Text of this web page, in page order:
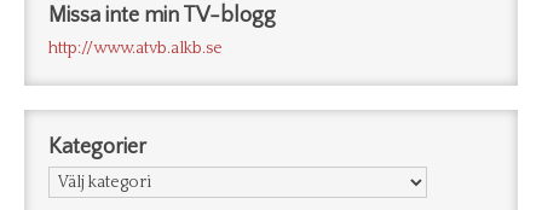
Missa inte min TV-blogg
http://www.atvb.alkb.se
Kategorier
Kategorier